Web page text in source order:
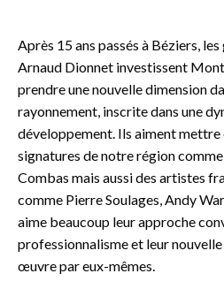
Après 15 ans passés à Béziers,
Arnaud Dionnet investissent
prendre une nouvelle dimension
rayonnement, inscrite dans une
développement. Ils aiment mettre
signatures de notre région
Combas mais aussi des artistes
comme Pierre Soulages, Andy
aime beaucoup leur approche
professionnalisme et leur
œuvre par eux-mêmes.